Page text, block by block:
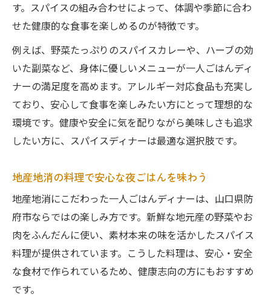
す。スパイスの組み合わせによって、体調や季節に合わ
せた健康的な食事を楽しめるのが特徴です。
例えば、野菜たっぷりのスパイスカレーや、ハーブの効
いた副菜など、身体に優しいメニューが一人ごはんディ
ナーの満足度を高めます。アレルギー対応食品も充実し
ており、安心して食事を楽しみたい方にとって理想的な
環境です。健康や安全に気を配りながら美味しさも追求
したい方に、スパイスディナーは最適な選択肢です。
地産地消の料理で安心な夜ごはんを味わう
地産地消にこだわった一人ごはんディナーは、山口県防
府市ならではの楽しみ方です。新鮮な地元産の野菜やお
肉をふんだんに使い、素材本来の味を活かしたスパイス
料理が提供されています。こうした料理は、安心・安全
な食材で作られているため、健康志向の方にもおすすめ
です。